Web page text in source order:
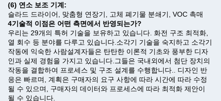
(6) 연소 보조 기계:
슬라드 드라이어, 맞춤형 연장기, 고체 폐기물 분쇄기, VOC 촉매
4기술적 이점은 어떤 측면에서 반영되는가?
우리는 29개의 특허 기술을 보유하고 있습니다. 화전 구조 최적화,
열 회수 등 분야를 다루고 있습니다.소각기 기술을 숙지하고 소각기
작동에 익숙한 사람설계자들은 탄탄한 이론적 기초와 풍부한 디자
인과 실제 경험을 가지고 있습니다.그들은 국내외에서 첨단 장치의
작동을 결합하여 프로세스 및 구조 설계를 수행합니다.. 디자인 반
응은 빠르며, 계획은 구매자의 요구 사항에 따라 시간에 따라 수정
될 수 있으며, 구매자의 데이터와 프로세스에 따라 최적화 제안이
될 수 있습니다.